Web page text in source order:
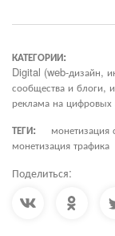
КАТЕГОРИИ:
Digital (web-дизайн,
сообщества и блоги,
реклама на цифровых
ТЕГИ:
монетизация
монетизация трафика
Поделиться: